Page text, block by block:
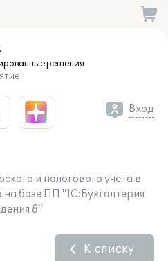
решения
Вход
и налогового учета в
базе ПП "1С:Бухгалтерия
8"
К списку